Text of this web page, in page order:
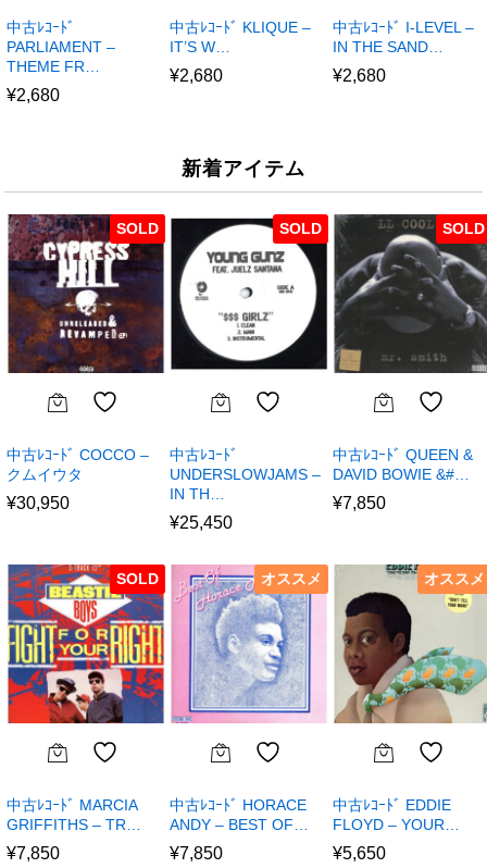
中古ﾚｺｰﾄﾞ
PARLIAMENT –
THEME FR…
¥2,680
中古ﾚｺｰﾄﾞ KLIQUE –
IT’S W…
¥2,680
中古ﾚｺｰﾄﾞ I-LEVEL –
IN THE SAND…
¥2,680
新着アイテム
SOLD
中古ﾚｺｰﾄﾞ COCCO –
クムイウタ
¥30,950
SOLD
中古ﾚｺｰﾄﾞ
UNDERSLOWJAMS –
IN TH…
¥25,450
SOLD
中古ﾚｺｰﾄﾞ QUEEN &
DAVID BOWIE &#…
¥7,850
SOLD
中古ﾚｺｰﾄﾞ MARCIA
GRIFFITHS – TR…
¥7,850
オススメ
中古ﾚｺｰﾄﾞ HORACE
ANDY – BEST OF…
¥7,850
オススメ
中古ﾚｺｰﾄﾞ EDDIE
FLOYD – YOUR…
¥5,650